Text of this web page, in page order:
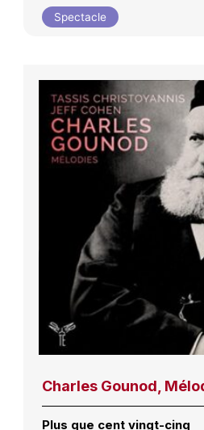
Spectacle
Charles Gounod,
Plus que cent vingt-cinq